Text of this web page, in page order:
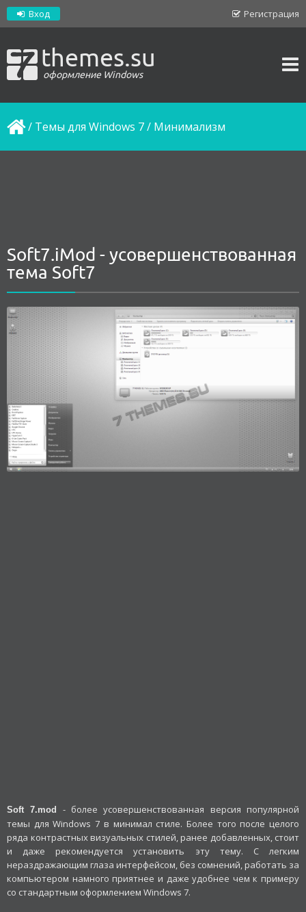
Регистрация
Вход
themes.su
оформление Windows
/ Темы для Windows 7/ Минимализм
Soft7.iMod - усовершенствованная
тема Soft7
Soft 7.mod
- более усовершенствованная версия популярной
темы для Windows 7 в минимал стиле. Более того после целого
ряда контрастных визуальных стилей, ранее добавленных, стоит
и даже рекомендуется установить эту тему. С легким
нераздражающим глаза интерфейсом, без сомнений, работать за
компьютером намного приятнее и даже удобнее чем к примеру
со стандартным оформлением Windows 7.